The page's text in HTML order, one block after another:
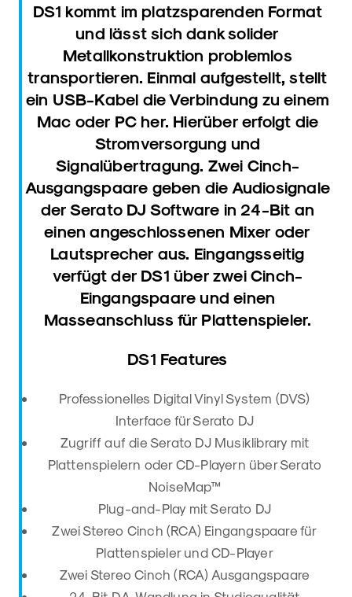
DS1 kommt im platzsparenden Format
und lässt sich dank solider
Metallkonstruktion problemlos
transportieren. Einmal aufgestellt, stellt
ein USB-Kabel die Verbindung zu einem
Mac oder PC her. Hierüber erfolgt die
Stromversorgung und
Signalübertragung. Zwei Cinch-
Ausgangspaare geben die Audiosignale
der Serato DJ Software in 24-Bit an
einen angeschlossenen Mixer oder
Lautsprecher aus. Eingangsseitig
verfügt der DS1 über zwei Cinch-
Eingangspaare und einen
Masseanschluss für Plattenspieler.
DS1 Features
Professionelles Digital Vinyl System (DVS)
Interface für Serato DJ
Zugriff auf die Serato DJ Musiklibrary mit
Plattenspielern oder CD-Playern über Serato
NoiseMap™
Plug-and-Play mit Serato DJ
Zwei Stereo Cinch (RCA) Eingangspaare für
Plattenspieler und CD-Player
Zwei Stereo Cinch (RCA) Ausgangspaare